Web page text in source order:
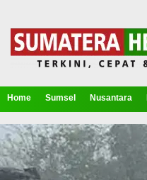
Home Sumsel Nusantara